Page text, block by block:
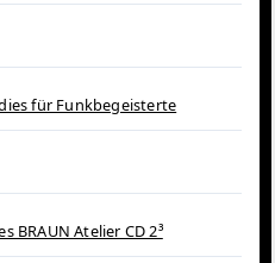
für Funkbegeisterte
BRAUN Atelier CD 2³